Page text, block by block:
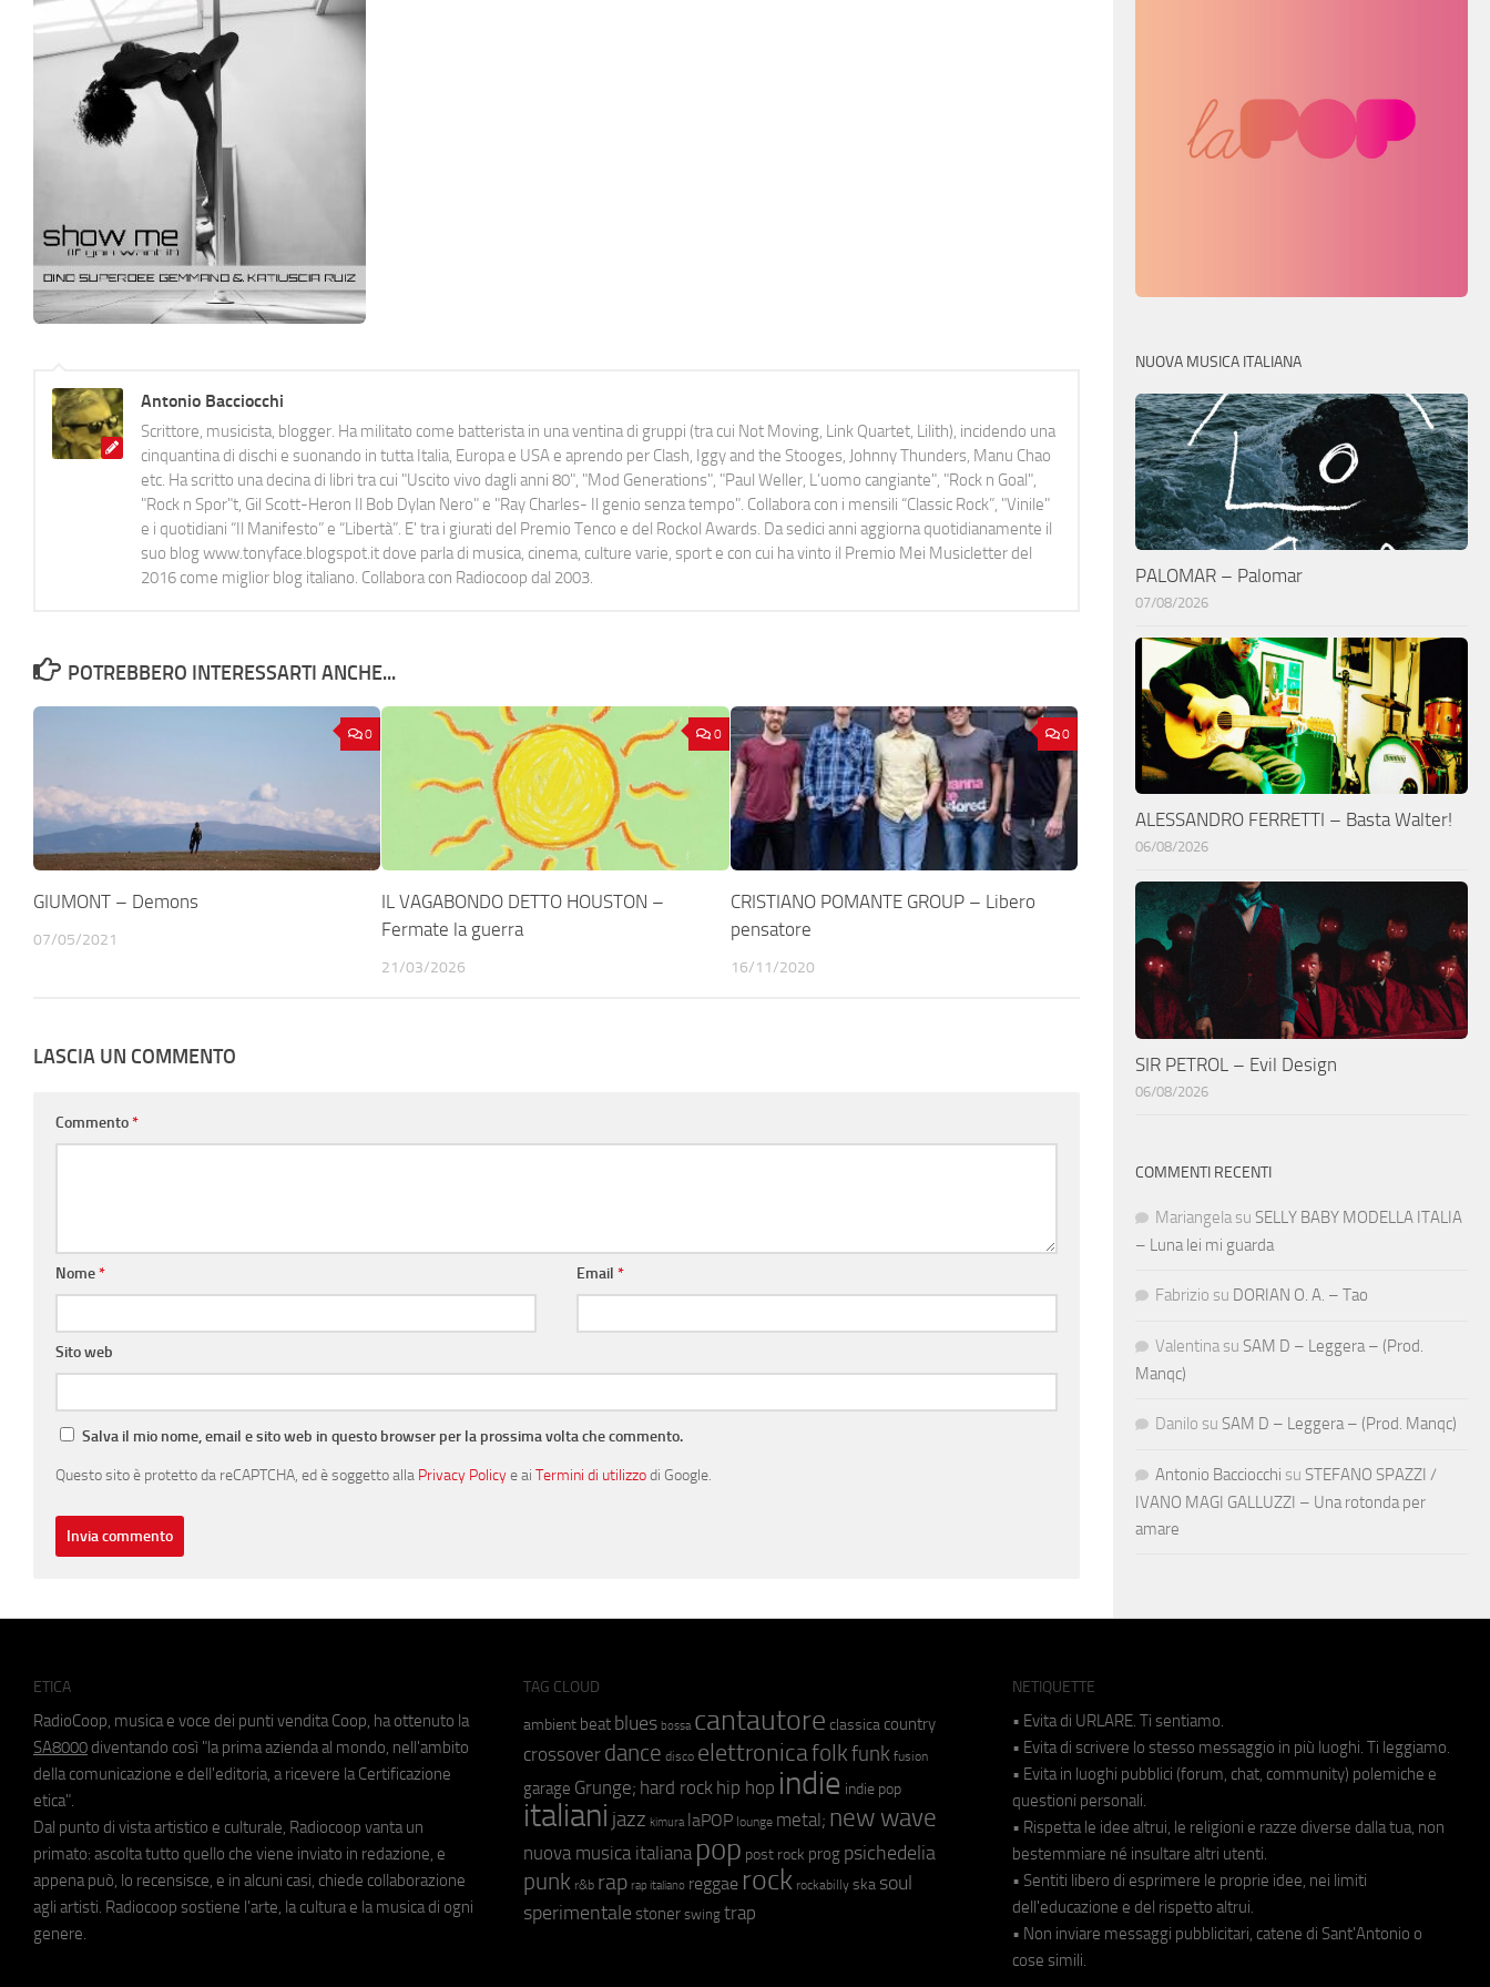
Antonio Bacciocchi
Scrittore, musicista, blogger. Ha militato come batterista in una ventina di gruppi (tra cui Not Moving, Link Quartet, Lilith), incidendo una
cinquantina di dischi e suonando in tutta Italia, Europa e USA e aprendo per Clash, Iggy and the Stooges, Johnny Thunders, Manu Chao
etc. Ha scritto una decina di libri tra cui "Uscito vivo dagli anni 80", "Mod Generations", "Paul Weller, L’uomo cangiante", "Rock n Goal",
"Rock n Spor"t, Gil Scott-Heron Il Bob Dylan Nero" e "Ray Charles- Il genio senza tempo". Collabora con i mensili “Classic Rock”, "Vinile"
e i quotidiani “Il Manifesto” e “Libertà”. E' tra i giurati del Premio Tenco e del Rockol Awards. Da sedici anni aggiorna quotidianamente il
suo blog www.tonyface.blogspot.it dove parla di musica, cinema, culture varie, sport e con cui ha vinto il Premio Mei Musicletter del
2016 come miglior blog italiano. Collabora con Radiocoop dal 2003.
POTREBBERO INTERESSARTI ANCHE...
0
GIUMONT – Demons
07/05/2021
0
IL VAGABONDO DETTO HOUSTON –
Fermate la guerra
21/03/2026
0
CRISTIANO POMANTE GROUP – Libero
pensatore
16/11/2020
LASCIA UN COMMENTO
Commento*
Nome* Email*
Sito web
Salva il mio nome, email e sito web in questo browser per la prossima volta che commento.
Questo sito è protetto da reCAPTCHA, ed è soggetto alla Privacy Policye ai Termini di utilizzodi Google.
NUOVA MUSICA ITALIANA
PALOMAR – Palomar
07/08/2026
ALESSANDRO FERRETTI – Basta Walter!
06/08/2026
SIR PETROL – Evil Design
06/08/2026
COMMENTI RECENTI
Mariangela su SELLY BABY MODELLA ITALIA
– Luna lei mi guarda
Fabrizio su DORIAN O. A. – Tao
Valentina su SAM D – Leggera – (Prod.
Manqc)
Danilo su SAM D – Leggera – (Prod. Manqc)
Antonio Bacciocchi su STEFANO SPAZZI /
IVANO MAGI GALLUZZI – Una rotonda per
amare
ETICA
RadioCoop, musica e voce dei punti vendita Coop, ha ottenuto la
SA8000 diventando così "la prima azienda al mondo, nell'ambito
della comunicazione e dell'editoria, a ricevere la Certificazione
etica".
Dal punto di vista artistico e culturale, Radiocoop vanta un
primato: ascolta tutto quello che viene inviato in redazione, e
appena può, lo recensisce, e in alcuni casi, chiede collaborazione
agli artisti. Radiocoop sostiene l'arte, la cultura e la musica di ogni
genere.
TAG CLOUD
ambient beat blues bossa cantautore classica country
crossover dance disco elettronicafolkfunk fusion
garage Grunge; hard rock hip hop indie indie pop
italiani jazz kimura laPOP lounge metal; new wave
nuova musica italiana pop post rock prog psichedelia
punk r&b rap rap italiano reggae rock rockabilly ska soul
sperimentale stoner swing trap
NETIQUETTE
• Evita di URLARE. Ti sentiamo.
• Evita di scrivere lo stesso messaggio in più luoghi. Ti leggiamo.
• Evita in luoghi pubblici (forum, chat, community) polemiche e
questioni personali.
• Rispetta le idee altrui, le religioni e razze diverse dalla tua, non
bestemmiare né insultare altri utenti.
• Sentiti libero di esprimere le proprie idee, nei limiti
dell'educazione e del rispetto altrui.
• Non inviare messaggi pubblicitari, catene di Sant'Antonio o
cose simili.